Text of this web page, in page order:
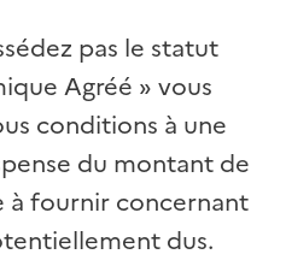
pas le statut
Agréé » vous
conditions à une
du montant de
à fournir concernant
dus.